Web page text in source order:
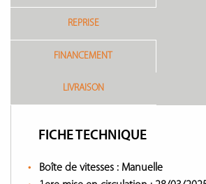
REPRISE
FINANCEMENT
LIVRAISON
FICHE TECHNIQUE
Boîte de vitesses : Manuelle